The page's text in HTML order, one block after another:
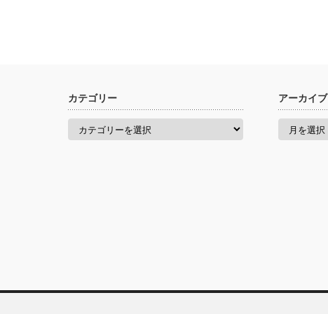
カテゴリー
カ
アーカイブ
ア